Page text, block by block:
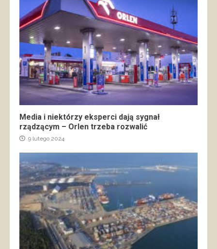
Media i niektórzy eksperci dają sygnał
rządzącym – Orlen trzeba rozwalić
9 lutego 2024